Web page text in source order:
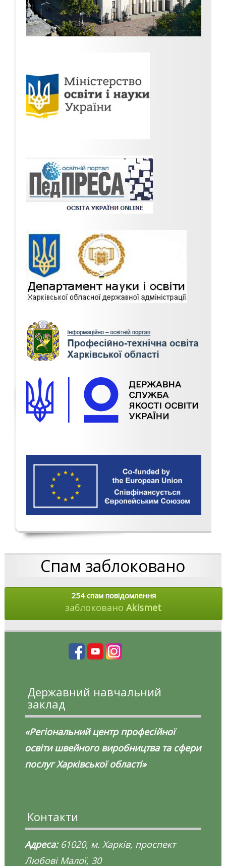
Спам заблоковано
254 спам повідомлення
заблокованоAkismet
Державний навчальний
заклад
«Регіональний центр професійної
освіти швейного виробництва та сфери
послуг Харківської області»
Контакти
Адреса:61020, м. Харків, проспект
Любові Малої, 30